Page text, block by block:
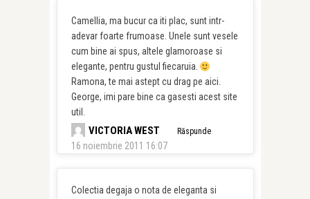
Camellia, ma bucur ca iti plac, sunt intr-
adevar foarte frumoase. Unele sunt vesele
cum bine ai spus, altele glamoroase si
elegante, pentru gustul fiecaruia.
Ramona, te mai astept cu drag pe aici.
George, imi pare bine ca gasesti acest site
util.
VICTORIA WEST
16 noiembrie 2011 16:07
Răspunde
Colectia degaja o nota de eleganta si